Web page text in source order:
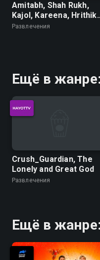
Amitabh, Shah Rukh,
Kajol, Kareena, Hrithik
Udit Narayan_Gohi
Развлечения
Ещё в
Crush_Guardian, The
Lonely and Great God
Развлечения
Ещё в